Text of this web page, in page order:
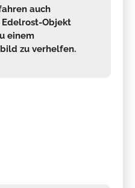
auch
Objekt
einem
zu verhelfen.